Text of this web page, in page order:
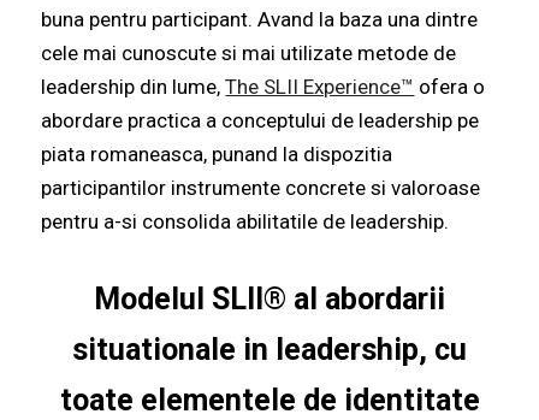
buna pentru participant.Avand la baza una dintre
cele mai cunoscute si mai utilizate metode de
leadership din lume, The SLII Experience™ ofera o
abordare practica a conceptului de leadership pe
piata romaneasca, punand la dispozitia
participantilor instrumente concrete si valoroase
pentru a-si consolida abilitatile de leadership.
Modelul SLII® al abordarii
situationale in leadership, cu
toate elementele de identitate